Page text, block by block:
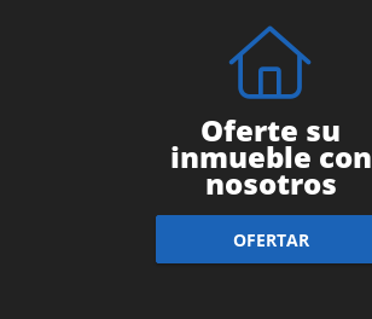
Oferte su
inmueble con
nosotros
OFERTAR